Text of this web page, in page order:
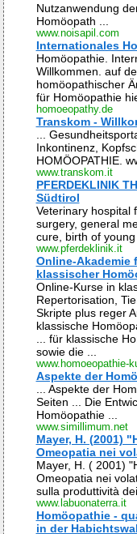
Nutzanwendung
Homöopath ...
www.noisapil.com
Internationales
Homöopathie.
Willkommen. auf
homöopathischer
für Homöopathie
homoeopathy.de
Transkom -
...
Inkontinenz,
HOMÖOPATHIE.
www.transkom.it
PFERDEKLINIK
Südtirol
Veterinary hospital
surgery, general
cure, birth of
www.pferdeklinik.it
Online-Akademie
klassischer
Online-Kurse in
Repertorisation,
Skripte plus reger
klassische
... für klassische
sowie die ...
www.homoeopathie-
Aspekte der
... Aspekte der
Seiten ... Die
Homöopathie ...
www.simillimum.net
Mayer, H. (2001)
Omeopatia nei
Mayer, H. ( 2001)
Omeopatia nei
sulla produttività
www.labuonaterra.it
Homöopathie -
in der